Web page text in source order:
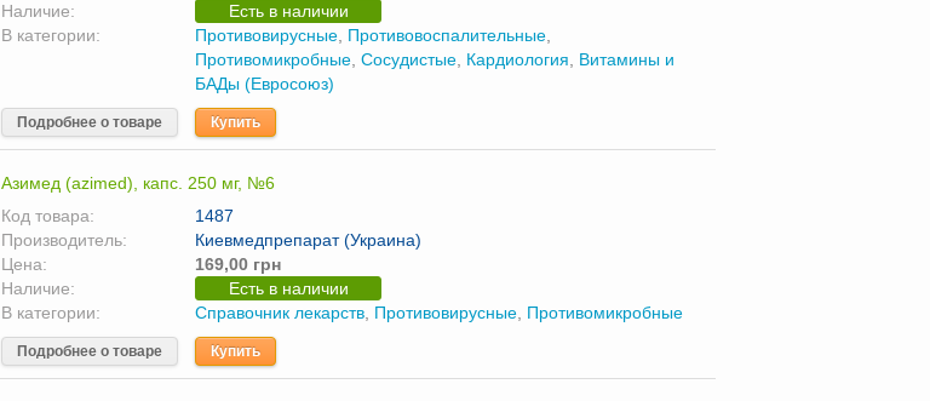
Наличие:
Есть в наличии
В категории:
Противовирусные Противовоспалительные
Противомикробные Сосудистые Кардиология
Витамины и
БАДы (Евросоюз)
Подробнее о товаре Купить
Азимед (azimed), капс. 250 мг, №6
Код товара:
1487
Производитель:
Киевмедпрепарат (Украина)
Цена:
169,00 грн
Наличие:
Есть в наличии
В категории:
Справочник лекарств Противовирусные Противомикробные
Подробнее о товаре Купить